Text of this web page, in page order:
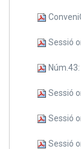
Sessió
Sessió
Sessió
Sessió